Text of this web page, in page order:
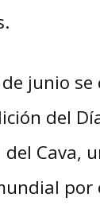
junio se
del
Cava,
por